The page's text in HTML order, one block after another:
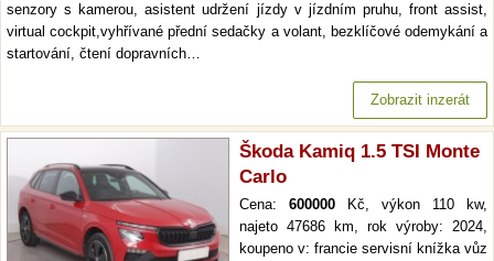
senzory s kamerou, asistent udržení jízdy v jízdním pruhu, front assist,
virtual cockpit,vyhřívané přední sedačky a volant, bezklíčové odemykání a
startování, čtení dopravních…
Zobrazit inzerát
Škoda Kamiq 1.5 TSI Monte
Carlo
Cena: 600000 Kč, výkon 110 kw,
najeto 47686 km, rok výroby: 2024,
koupeno v: francie servisní knížka vůz